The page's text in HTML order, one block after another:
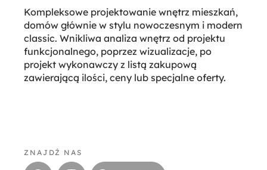
Kompleksowe projektowanie wnętrz mieszkań,
domów głównie w stylu nowoczesnym i modern
classic. Wnikliwa analiza wnętrz od projektu
funkcjonalnego, poprzez wizualizacje, po
projekt wykonawczy z listą zakupową
zawierającą ilości, ceny lub specjalne oferty.
ZNAJDŹ NAS